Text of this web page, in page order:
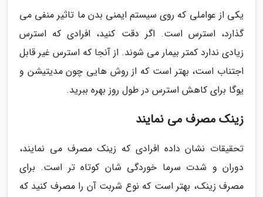
یکی از عواملی که روی سیستم ایمنی بدن ما تاثیر منفی می
گذارد، استرس است. اگر دقت کنید، افرادی که استرس
زیادی ندارد کمتر بیمار می شوند. از آنجا که استرس غیر قابل
اجتناب است، بهتر است که از روش هایی چون مدیتیشن و
یوگا برای کاهش استرس در طول روز بهره ببرید.
زینک مصرف می نمایند
تحقیقات نشان داده افرادی که زینک مصرف می نمایند،
دوران و شدت سرما خوردگی شان کوتاه تر است. برای
مصرف زینک، بهتر است که نوع شربت آن را مصرف کنید که